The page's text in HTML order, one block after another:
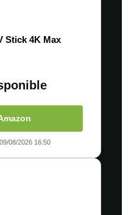
Stick 4K Max
08/2026 16:50